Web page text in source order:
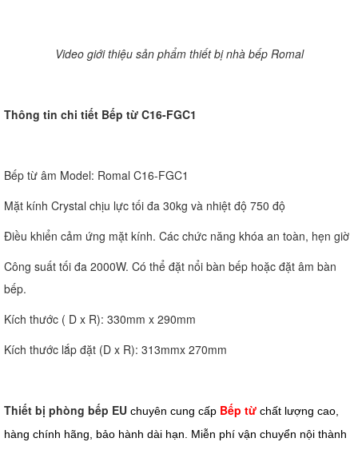
Video giới thiệu sản phẩm thiết bị nhà bếp Romal
Thông tin chi tiết Bếp từ C16-FGC1
Bếp từ âm Model: Romal C16-FGC1
Mặt kính Crystal chịu lực tối đa 30kg và nhiệt độ 750 độ
Điều khiển cảm ứng mặt kính. Các chức năng khóa an toàn, hẹn giờ
Công suất tối đa 2000W. Có thể đặt nổi bàn bếp hoặc đặt âm bàn
bếp.
Kích thước ( D x R): 330mm x 290mm
Kích thước lắp đặt (D x R): 313mmx 270mm
Thiết bị phòng bếp EU chuyên cung cấp Bếp từ chất lượng cao,
hàng chính hãng, bảo hành dài hạn. Miễn phí vận chuyển nội thành